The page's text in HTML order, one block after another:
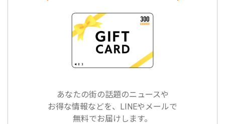
あなたの街の話題のニュースや
お得な情報などを、LINEやメールで
無料でお届けします。